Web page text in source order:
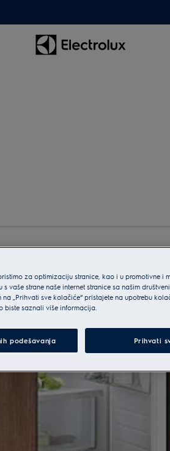
za optimizaciju stranice, kao i u promotivne i
vaše strane naše internet stranice sa našim
„Prihvati sve kolačiće“ pristajete na upotrebu
biste saznali više informacija.
podešavanja Prihvati